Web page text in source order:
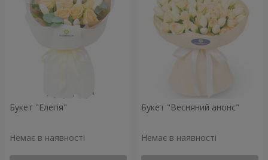
Букет "Елегія"
Немає в наявності
Букет "Весняний анонс"
Немає в наявності